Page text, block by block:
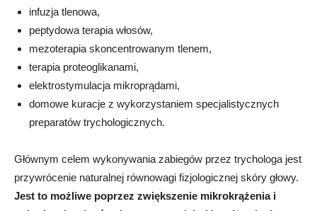
infuzja tlenowa,
peptydowa terapia włosów,
mezoterapia skoncentrowanym tlenem,
terapia proteoglikanami,
elektrostymulacja mikroprądami,
domowe kuracje z wykorzystaniem specjalistycznych
preparatów trychologicznych.
Głównym celem wykonywania zabiegów przez trychologa jest
przywrócenie naturalnej równowagi fizjologicznej skóry głowy.
Jest to możliwe poprzez zwiększenie mikrokrążenia i